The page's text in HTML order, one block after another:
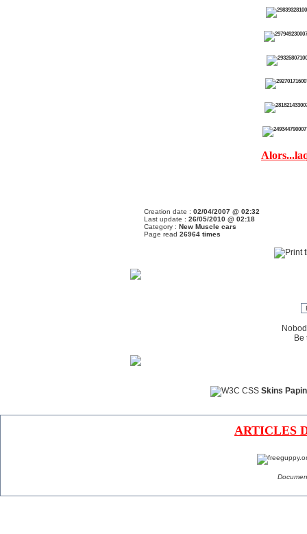
Creation date : 02/04/2007 @ 02:32
Last update : 26/05/2010 @ 02:18
Category : New Muscle cars
Page read 26964 times
Be
Skins
ARTICLES